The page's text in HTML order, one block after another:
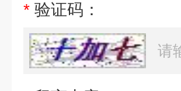
* 验证码：